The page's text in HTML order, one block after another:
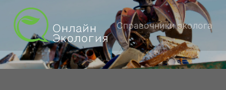
Справочники эколога